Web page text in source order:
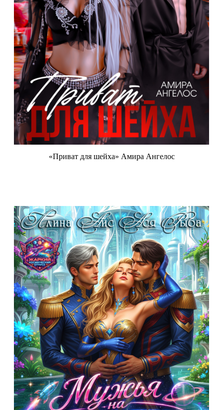
«Приват для шейха» Амира Ангелос